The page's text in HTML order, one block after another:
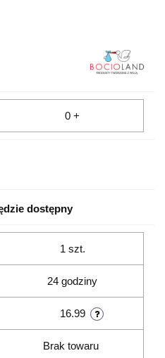
0 +
dostępny
1 szt.
24 godziny
16.99
Brak towaru